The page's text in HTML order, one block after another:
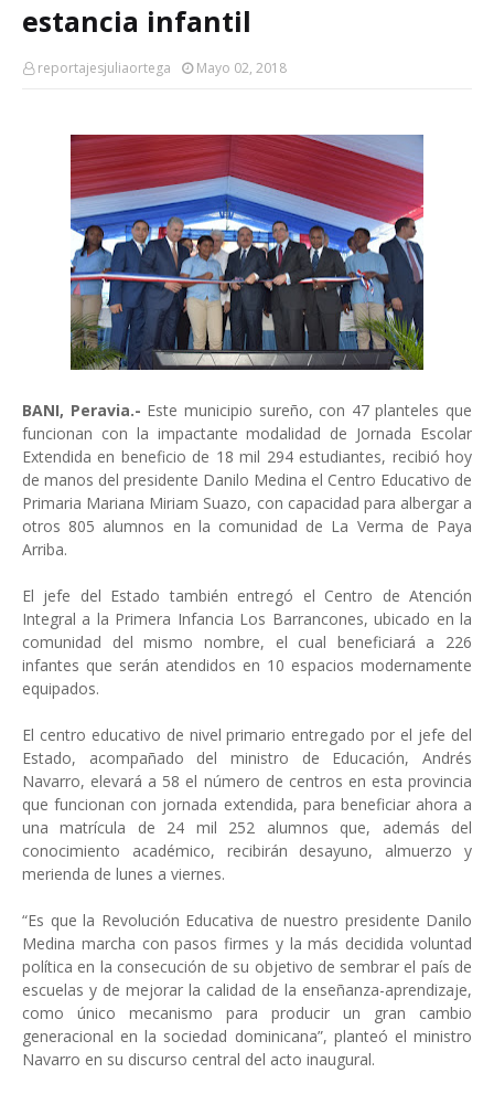
estancia infantil
reportajesjuliaortega Mayo 02, 2018
BANI, Peravia.- Este municipio sureño, con 47 planteles que
funcionan con la impactante modalidad de Jornada Escolar
Extendida en beneficio de 18 mil 294 estudiantes, recibió hoy
de manos del presidente Danilo Medina el Centro Educativo de
Primaria Mariana Miriam Suazo, con capacidad para albergar a
otros 805 alumnos en la comunidad de La Verma de Paya
Arriba.
El jefe del Estado también entregó el Centro de Atención
Integral a la Primera Infancia Los Barrancones, ubicado en la
comunidad del mismo nombre, el cual beneficiará a 226
infantes que serán atendidos en 10 espacios modernamente
equipados.
El centro educativo de nivel primario entregado por el jefe del
Estado, acompañado del ministro de Educación, Andrés
Navarro, elevará a 58 el número de centros en esta provincia
que funcionan con jornada extendida, para beneficiar ahora a
una matrícula de 24 mil 252 alumnos que, además del
conocimiento académico, recibirán desayuno, almuerzo y
merienda de lunes a viernes.
“Es que la Revolución Educativa de nuestro presidente Danilo
Medina marcha con pasos firmes y la más decidida voluntad
política en la consecución de su objetivo de sembrar el país de
escuelas y de mejorar la calidad de la enseñanza-aprendizaje,
como único mecanismo para producir un gran cambio
generacional en la sociedad dominicana”, planteó el ministro
Navarro en su discurso central del acto inaugural.